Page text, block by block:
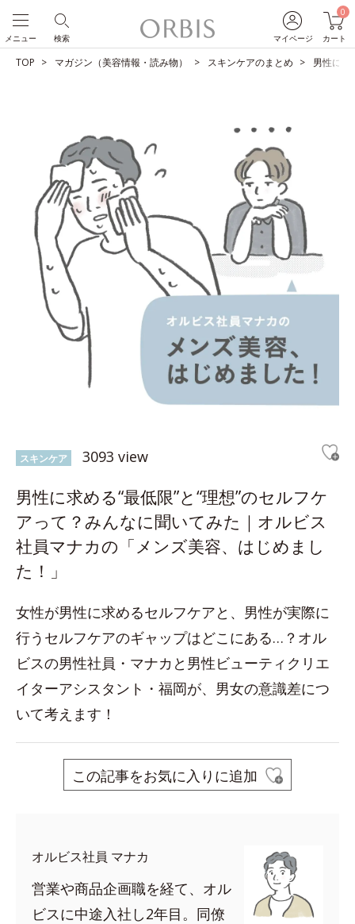
マイページ
0
カート
検索
メニュー
TOP マガジン（美容情報・読み物） スキンケアのまとめ 男性に求
スキンケア 3093 view
男性に求める“最低限”と“理想”のセルフケ
アって？みんなに聞いてみた｜オルビス
社員マナカの「メンズ美容、はじめまし
た！」
女性が男性に求めるセルフケアと、男性が実際に
行うセルフケアのギャップはどこにある…？オル
ビスの男性社員・マナカと男性ビューティクリエ
イターアシスタント・福岡が、男女の意識差につ
いて考えます！
この記事をお気に入りに追加
オルビス社員 マナカ
営業や商品企画職を経て、オル
ビスに中途入社し2年目。同僚